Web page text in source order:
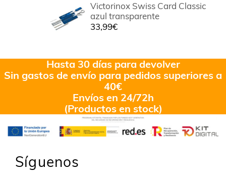
Victorinox Swiss Card Classic
azul transparente
33,99€
Hasta 30 días para devolver
Sin gastos de envío para pedidos superiores a
40€
Envíos en 24/72h
(Productos en stock)
Síguenos